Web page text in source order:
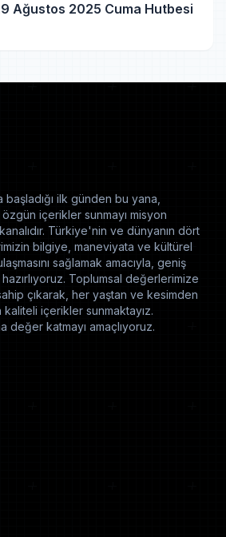
Ağustos 2025 Cuma Hutbesi
başladığı ilk günden bu yana,
içerikler sunmayı misyon
Türkiye'nin ve dünyanın dört
bilgiye, maneviyata ve kültürel
sağlamak amacıyla, geniş
Toplumsal değerlerimize
çıkarak, her yaştan ve kesimden
içerikler sunmaktayız.
değer katmayı amaçlıyoruz.